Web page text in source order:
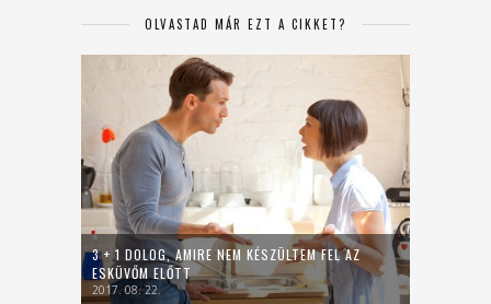
OLVASTAD MÁR EZT A CIKKET?
3 + 1 DOLOG, AMIRE NEM KÉSZÜLTEM FEL AZ
ESKÜVŐM ELŐTT
2017. 08. 22.